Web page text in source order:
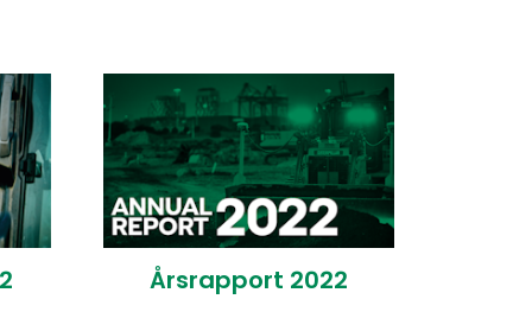
Årsrapport 2022